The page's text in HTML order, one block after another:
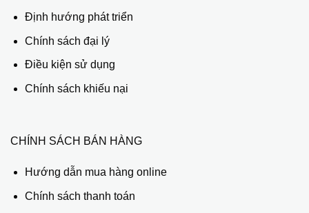
Định hướng phát triển
Chính sách đại lý
Điều kiện sử dụng
Chính sách khiếu nại
CHÍNH SÁCH BÁN HÀNG
Hướng dẫn mua hàng online
Chính sách thanh toán